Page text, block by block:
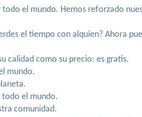
el mundo. Hemos reforzado
el tiempo con alquien? Ahora
calidad como su precio: es gratis.
mundo.
todo el mundo.
comunidad.